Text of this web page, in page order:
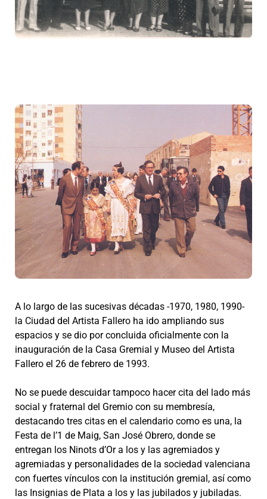
A lo largo de las sucesivas décadas -1970, 1980, 1990-
la Ciudad del Artista Fallero ha ido ampliando sus
espacios y se dio por concluida oficialmente con la
inauguración de la Casa Gremial y Museo del Artista
Fallero el 26 de febrero de 1993.
No se puede descuidar tampoco hacer cita del lado más
social y fraternal del Gremio con su membresía,
destacando tres citas en el calendario como es una, la
Festa de l’1 de Maig, San José Obrero, donde se
entregan los Ninots d’Or a los y las agremiados y
agremiadas y personalidades de la sociedad valenciana
con fuertes vínculos con la institución gremial, así como
las Insignias de Plata a los y las jubilados y jubiladas.